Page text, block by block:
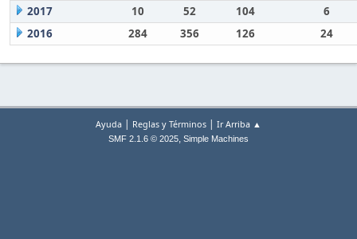
2017
10 52 104
6
2016
284 356 126 24
Ayuda | Reglas y Términos | Ir Arriba ▲
SMF 2.1.6 © 2025, Simple Machines